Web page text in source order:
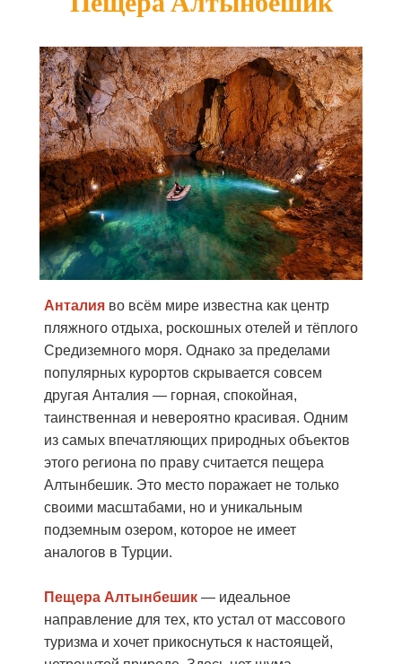
Анталия во всём мире известна как центр
пляжного отдыха, роскошных отелей и тёплого
Средиземного моря. Однако за пределами
популярных курортов скрывается совсем
другая Анталия — горная, спокойная,
таинственная и невероятно красивая. Одним
из самых впечатляющих природных объектов
этого региона по праву считается пещера
Алтынбешик. Это место поражает не только
своими масштабами, но и уникальным
подземным озером, которое не имеет
аналогов в Турции.
Пещера Алтынбешик — идеальное
направление для тех, кто устал от массового
туризма и хочет прикоснуться к настоящей,